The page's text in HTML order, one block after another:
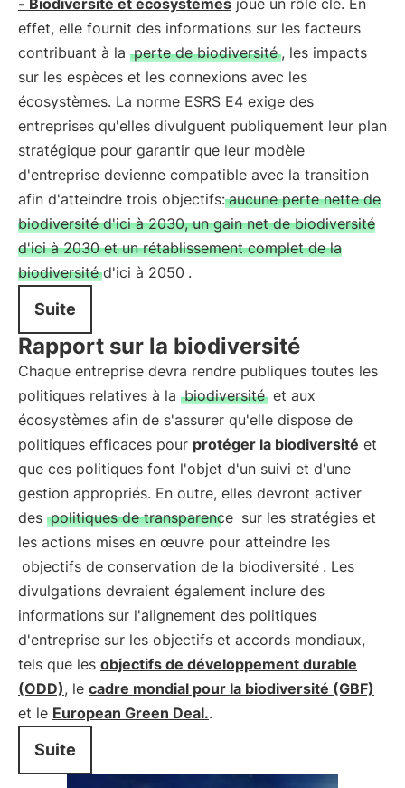
- Biodiversité et écosystèmes joue un rôle clé. En
effet, elle fournit des informations sur les facteurs
contribuant à la perte de biodiversité , les impacts
sur les espèces et les connexions avec les
écosystèmes. La norme ESRS E4 exige des
entreprises qu'elles divulguent publiquement leur plan
stratégique pour garantir que leur modèle
d'entreprise devienne compatible avec la transition
afin d'atteindre trois objectifs: aucune perte nette de
biodiversité d'ici à 2030, un gain net de biodiversité
d'ici à 2030 et un rétablissement complet de la
biodiversité d'ici à 2050 .
Suite
Rapport sur la biodiversité
Chaque entreprise devra rendre publiques toutes les
politiques relatives à la biodiversité et aux
écosystèmes afin de s'assurer qu'elle dispose de
politiques efficaces pour protéger la biodiversité et
que ces politiques font l'objet d'un suivi et d'une
gestion appropriés. En outre, elles devront activer
des politiques de transparence sur les stratégies et
les actions mises en œuvre pour atteindre les
objectifs de conservation de la biodiversité . Les
divulgations devraient également inclure des
informations sur l'alignement des politiques
d'entreprise sur les objectifs et accords mondiaux,
tels que les objectifs de développement durable
(ODD), le cadre mondial pour la biodiversité (GBF)
et le European Green Deal..
Suite